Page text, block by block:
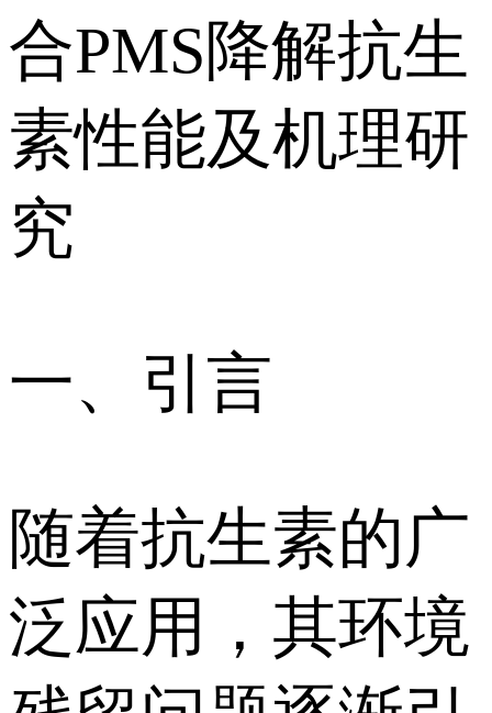
合PMS降解抗生
素性能及机理研
究
一、引言
随着抗生素的广
泛应用，其环境